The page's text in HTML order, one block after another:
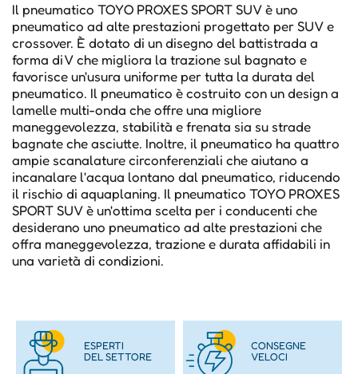
Il pneumatico TOYO PROXES SPORT SUV è uno
pneumatico ad alte prestazioni progettato per SUV e
crossover. È dotato di un disegno del battistrada a
forma di V che migliora la trazione sul bagnato e
favorisce un'usura uniforme per tutta la durata del
pneumatico. Il pneumatico è costruito con un design a
lamelle multi-onda che offre una migliore
maneggevolezza, stabilità e frenata sia su strade
bagnate che asciutte. Inoltre, il pneumatico ha quattro
ampie scanalature circonferenziali che aiutano a
incanalare l'acqua lontano dal pneumatico, riducendo
il rischio di aquaplaning. Il pneumatico TOYO PROXES
SPORT SUV è un'ottima scelta per i conducenti che
desiderano uno pneumatico ad alte prestazioni che
offra maneggevolezza, trazione e durata affidabili in
una varietà di condizioni.
ESPERTI
DEL SETTORE
CONSEGNE
VELOCI